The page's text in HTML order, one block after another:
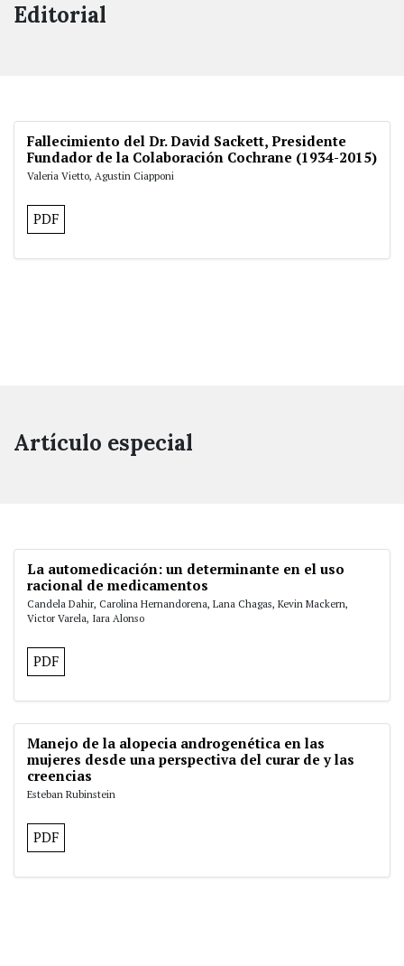
Editorial
Fallecimiento del Dr. David Sackett, Presidente
Fundador de la Colaboración Cochrane (1934-2015)
Valeria Vietto, Agustin Ciapponi
PDF
Artículo especial
La automedicación: un determinante en el uso
racional de medicamentos
Candela Dahir, Carolina Hernandorena, Lana Chagas, Kevin Mackern,
Victor Varela, Iara Alonso
PDF
Manejo de la alopecia androgenética en las
mujeres desde una perspectiva del curar de y las
creencias
Esteban Rubinstein
PDF